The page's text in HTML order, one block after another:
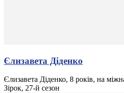
Єлизавета Діденко
Єлизавета Діденко, 8 років, на
Зірок, 27-й сезон